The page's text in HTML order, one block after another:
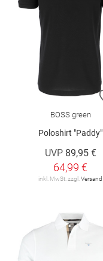
BOSS green
Poloshirt "Paddy"
UVP 89,95 €
64,99 €
inkl. MwSt. zzgl. Versand